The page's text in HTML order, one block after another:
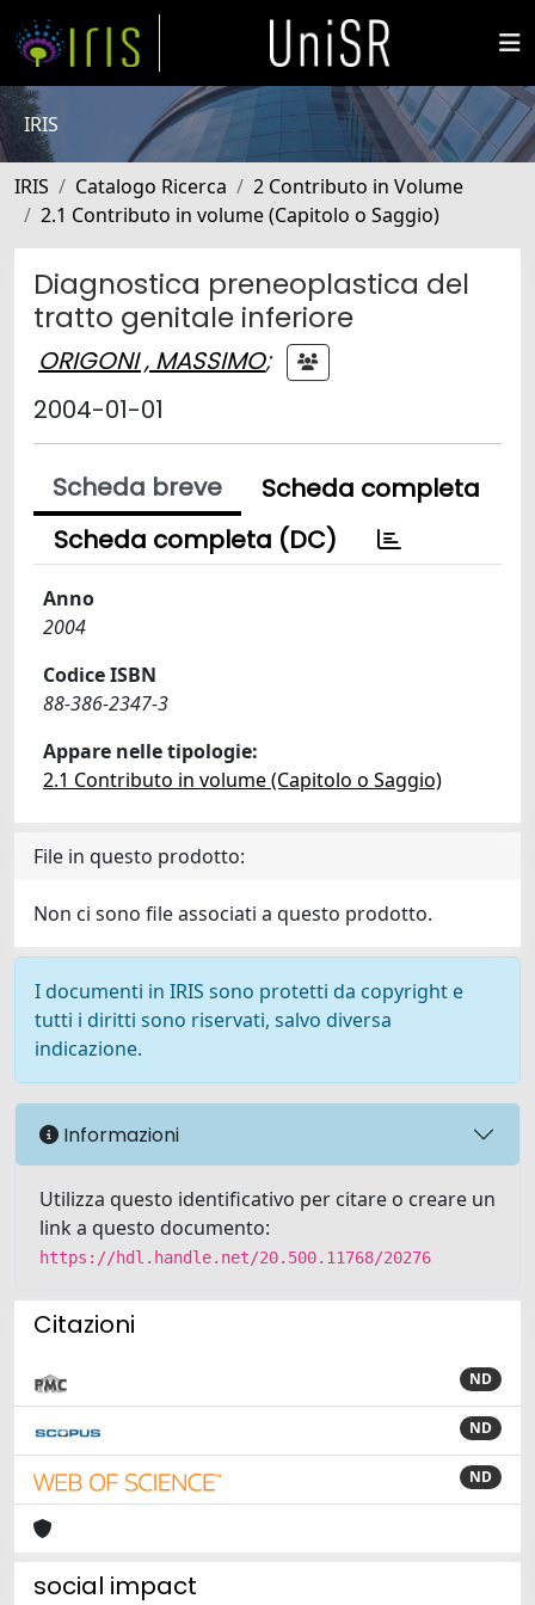
IRIS
IRIS Catalogo Ricerca
2 Contributo in Volume
2.1 Contributo in volume (Capitolo o Saggio)
Diagnostica preneoplastica del
tratto genitale inferiore
ORIGONI , MASSIMO;
2004-01-01
Scheda breve
Scheda completa
Scheda completa (DC)
Anno
2004
Codice ISBN
88-386-2347-3
Appare nelle tipologie:
2.1 Contributo in volume (Capitolo o Saggio)
File in questo prodotto:
Non ci sono file associati a questo prodotto.
I documenti in IRIS sono protetti da copyright e
tutti i diritti sono riservati, salvo diversa
indicazione.
Informazioni
Utilizza questo identificativo per citare o creare un
link a questo documento:
https://hdl.handle.net/20.500.11768/20276
Citazioni
ND
ND
ND
social impact